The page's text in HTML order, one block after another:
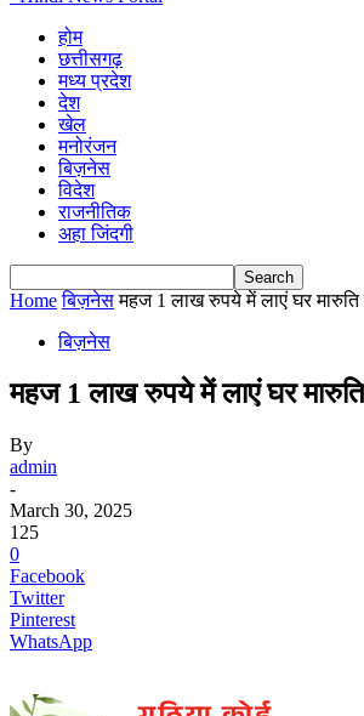
होम
छत्तीसगढ़
मध्य प्रदेश
देश
खेल
मनोरंजन
बिज़नेस
विदेश
राजनीतिक
अहा जिंदगी
Home बिज़नेस महज 1 लाख रुपये में लाएं घर
बिज़नेस
महज 1 लाख रुपये में लाएं घर
By
admin
-
March 30, 2025
125
0
Facebook
Twitter
Pinterest
WhatsApp